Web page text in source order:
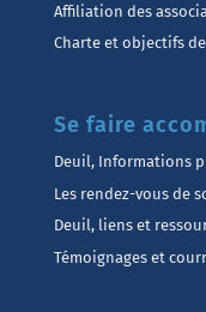
Affiliation des
Charte et objectifs de
Se faire
Deuil, Informations
Les rendez-vous de
Deuil, liens et
Témoignages et